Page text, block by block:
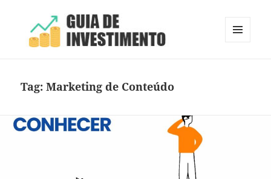
Tag:Marketing de Conteúdo